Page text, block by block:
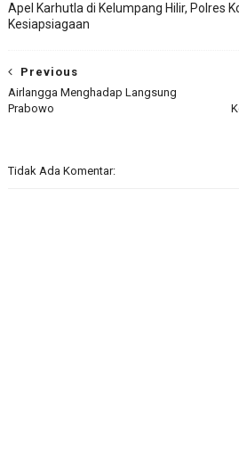
Apel Karhutla di Kelumpang Hilir, Polres
Kesiapsiagaan
Previous
Airlangga Menghadap Langsung
Prabowo
Tidak Ada Komentar: